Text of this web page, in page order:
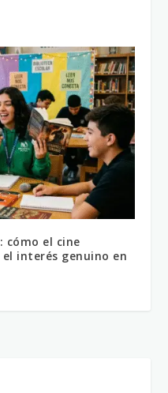
cómo el cine
interés genuino en